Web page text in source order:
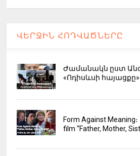
ՎԵՐՋԻՆ ՀՈԴՎԱԾՆԵՐԸ
Ժամանակն ըստ
«Ոդիսևսի հայացքը»
Form Against
film “Father, Mother,